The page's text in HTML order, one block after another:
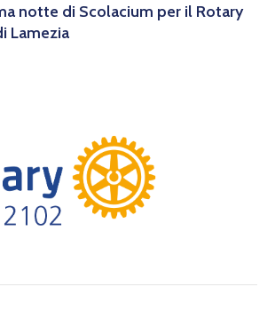
notte di Scolacium per il Rotary
Lamezia